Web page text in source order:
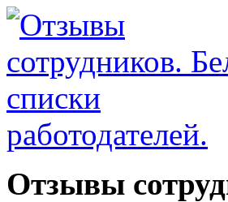
Отзывы